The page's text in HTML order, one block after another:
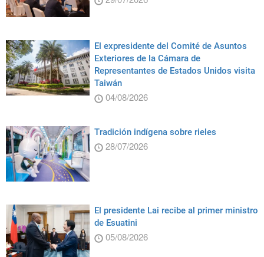
El expresidente del Comité de Asuntos
Exteriores de la Cámara de
Representantes de Estados Unidos visita
Taiwán
04/08/2026
Tradición indígena sobre rieles
28/07/2026
El presidente Lai recibe al primer ministro
de Esuatini
05/08/2026